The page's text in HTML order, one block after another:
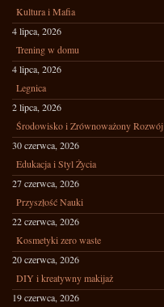
Kultura i Mafia
4 lipca, 2026
Trening w domu
4 lipca, 2026
Legnica
2 lipca, 2026
Środowisko i Zrównoważony Rozwój
30 czerwca, 2026
Edukacja i Styl Życia
27 czerwca, 2026
Przyszłość Nauki
22 czerwca, 2026
Kosmetyki zero waste
20 czerwca, 2026
DIY i kreatywny makijaż
19 czerwca, 2026